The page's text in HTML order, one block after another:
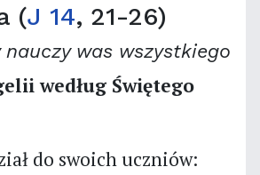
(J 14, 21-26)
nauczy was wszystkiego
według Świętego
do swoich uczniów: